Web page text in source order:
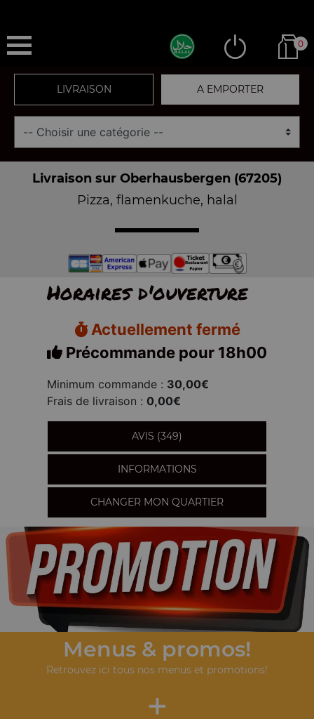
0
LIVRAISON A EMPORTER
Livraison sur Oberhausbergen (67205)
Pizza, flamenkuche, halal
Horaires d'ouverture
Actuellement fermé
Précommande pour 18h00
Minimum commande : 30,00€
Frais de livraison : 0,00€
AVIS (349)
INFORMATIONS
CHANGER MON QUARTIER
Menus & promos!
Retrouvez ici tous nos menus et promotions!
+